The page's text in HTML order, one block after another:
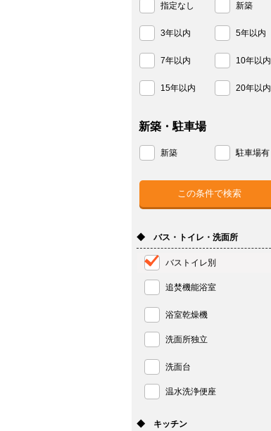
指定なし 新築
3年以内 5年以内
7年以内 10年以内
15年以内 20年以内
新築・駐車場
新築 駐車場有
◆ バス・トイレ・洗面所
バストイレ別
追焚機能浴室
浴室乾燥機
洗面所独立
洗面台
温水洗浄便座
◆ キッチン